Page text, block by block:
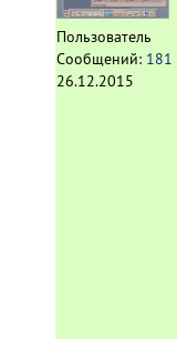
Пользователь
Сообщений: 181
26.12.2015